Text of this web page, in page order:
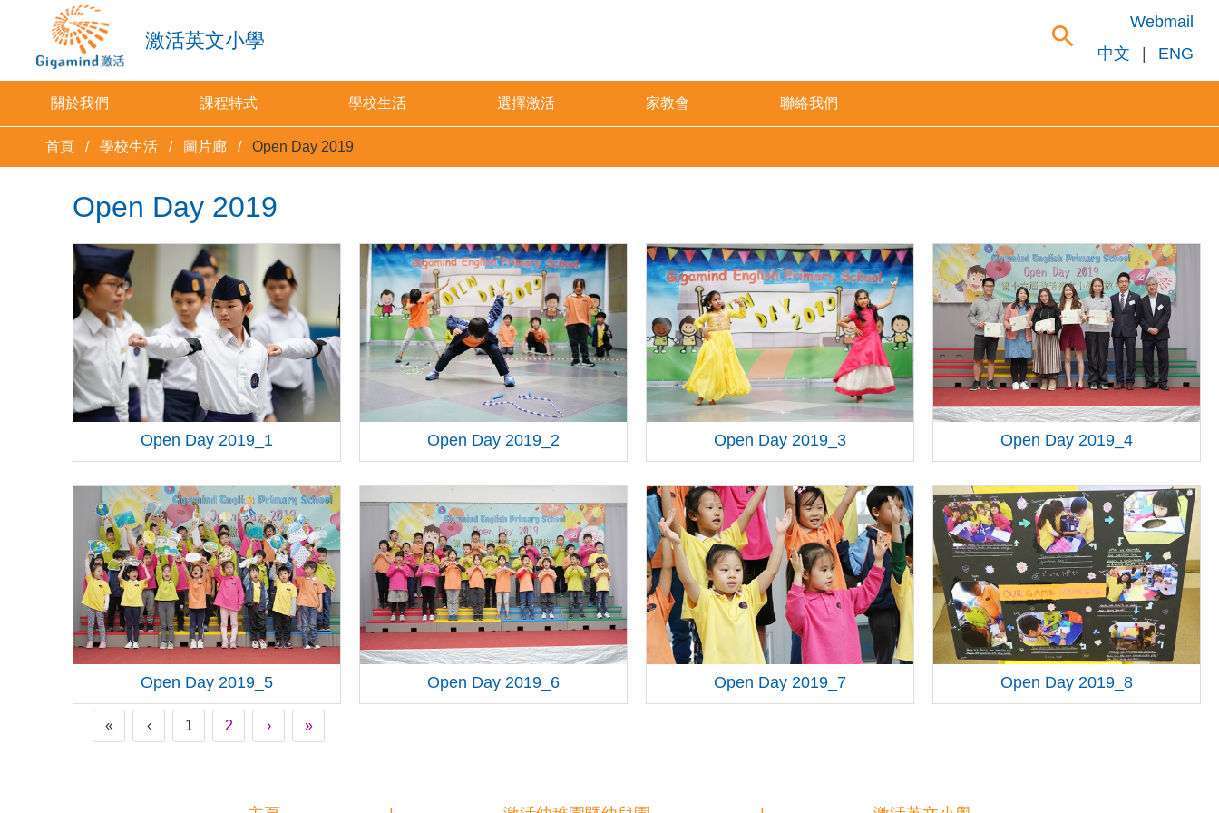
Webmail
中文
| ENG
激活英文小學 search
關於我們 課程特式 學校生活 選擇激活 家教會 聯絡我們
首頁 學校生活 圖片廊 Open Day 2019
Open Day 2019
Open Day 2019_1 Open Day 2019_2 Open Day 2019_3 Open Day 2019_4
Open Day 2019_5 Open Day 2019_6 Open Day 2019_7 Open Day 2019_8
« ‹ 1 2 › »